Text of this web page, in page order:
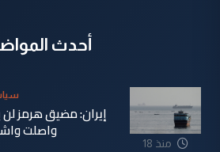
أحدث
منذ 18
إيران: مضيق هرمز لن
واصلت